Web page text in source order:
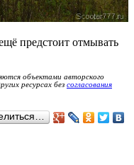
предстоит отмывать
объектами авторского
ресурсах без согласования